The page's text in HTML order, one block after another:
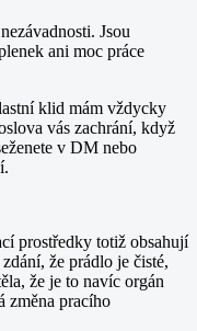
Jsou
ani moc práce
klid mám vždycky
vás zachrání, když
v DM nebo
prostředky totiž obsahují
že prádlo je čisté,
že je to navíc orgán
změna pracího